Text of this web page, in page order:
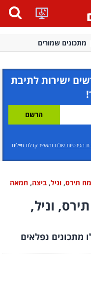
מתכונים שמורים
ישירות לתיבת
הפרטיות שלנו ומאשר קבלת מיילים
תירס, וניל, ביצה, חמאה
וניל,
מתכונים נפלאים